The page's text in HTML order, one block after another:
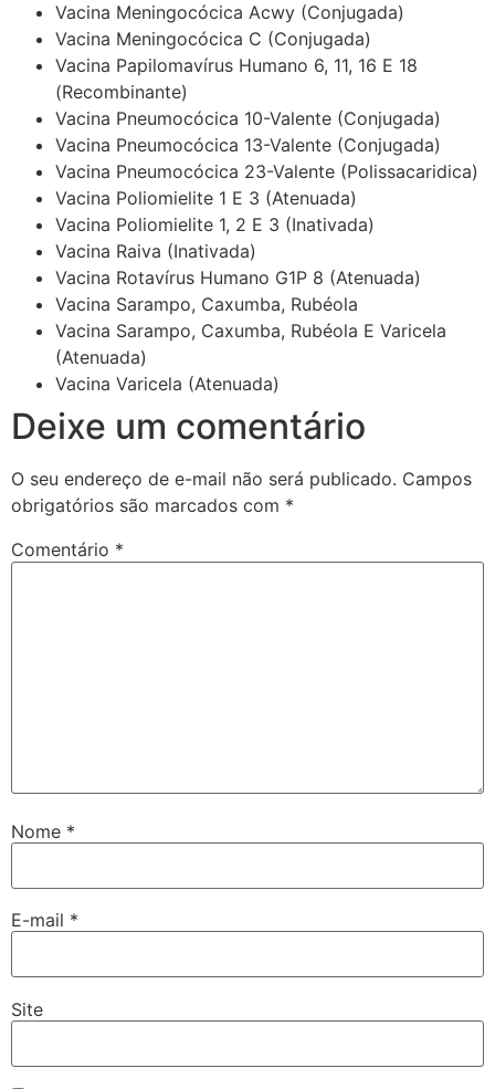
Vacina Meningocócica Acwy (Conjugada)
Vacina Meningocócica C (Conjugada)
Vacina Papilomavírus Humano 6, 11, 16 E 18
(Recombinante)
Vacina Pneumocócica 10-Valente (Conjugada)
Vacina Pneumocócica 13-Valente (Conjugada)
Vacina Pneumocócica 23-Valente (Polissacaridica)
Vacina Poliomielite 1 E 3 (Atenuada)
Vacina Poliomielite 1, 2 E 3 (Inativada)
Vacina Raiva (Inativada)
Vacina Rotavírus Humano G1P 8 (Atenuada)
Vacina Sarampo, Caxumba, Rubéola
Vacina Sarampo, Caxumba, Rubéola E Varicela
(Atenuada)
Vacina Varicela (Atenuada)
Deixe um comentário
O seu endereço de e-mail não será publicado. Campos
obrigatórios são marcados com *
Comentário *
Nome *
E-mail *
Site